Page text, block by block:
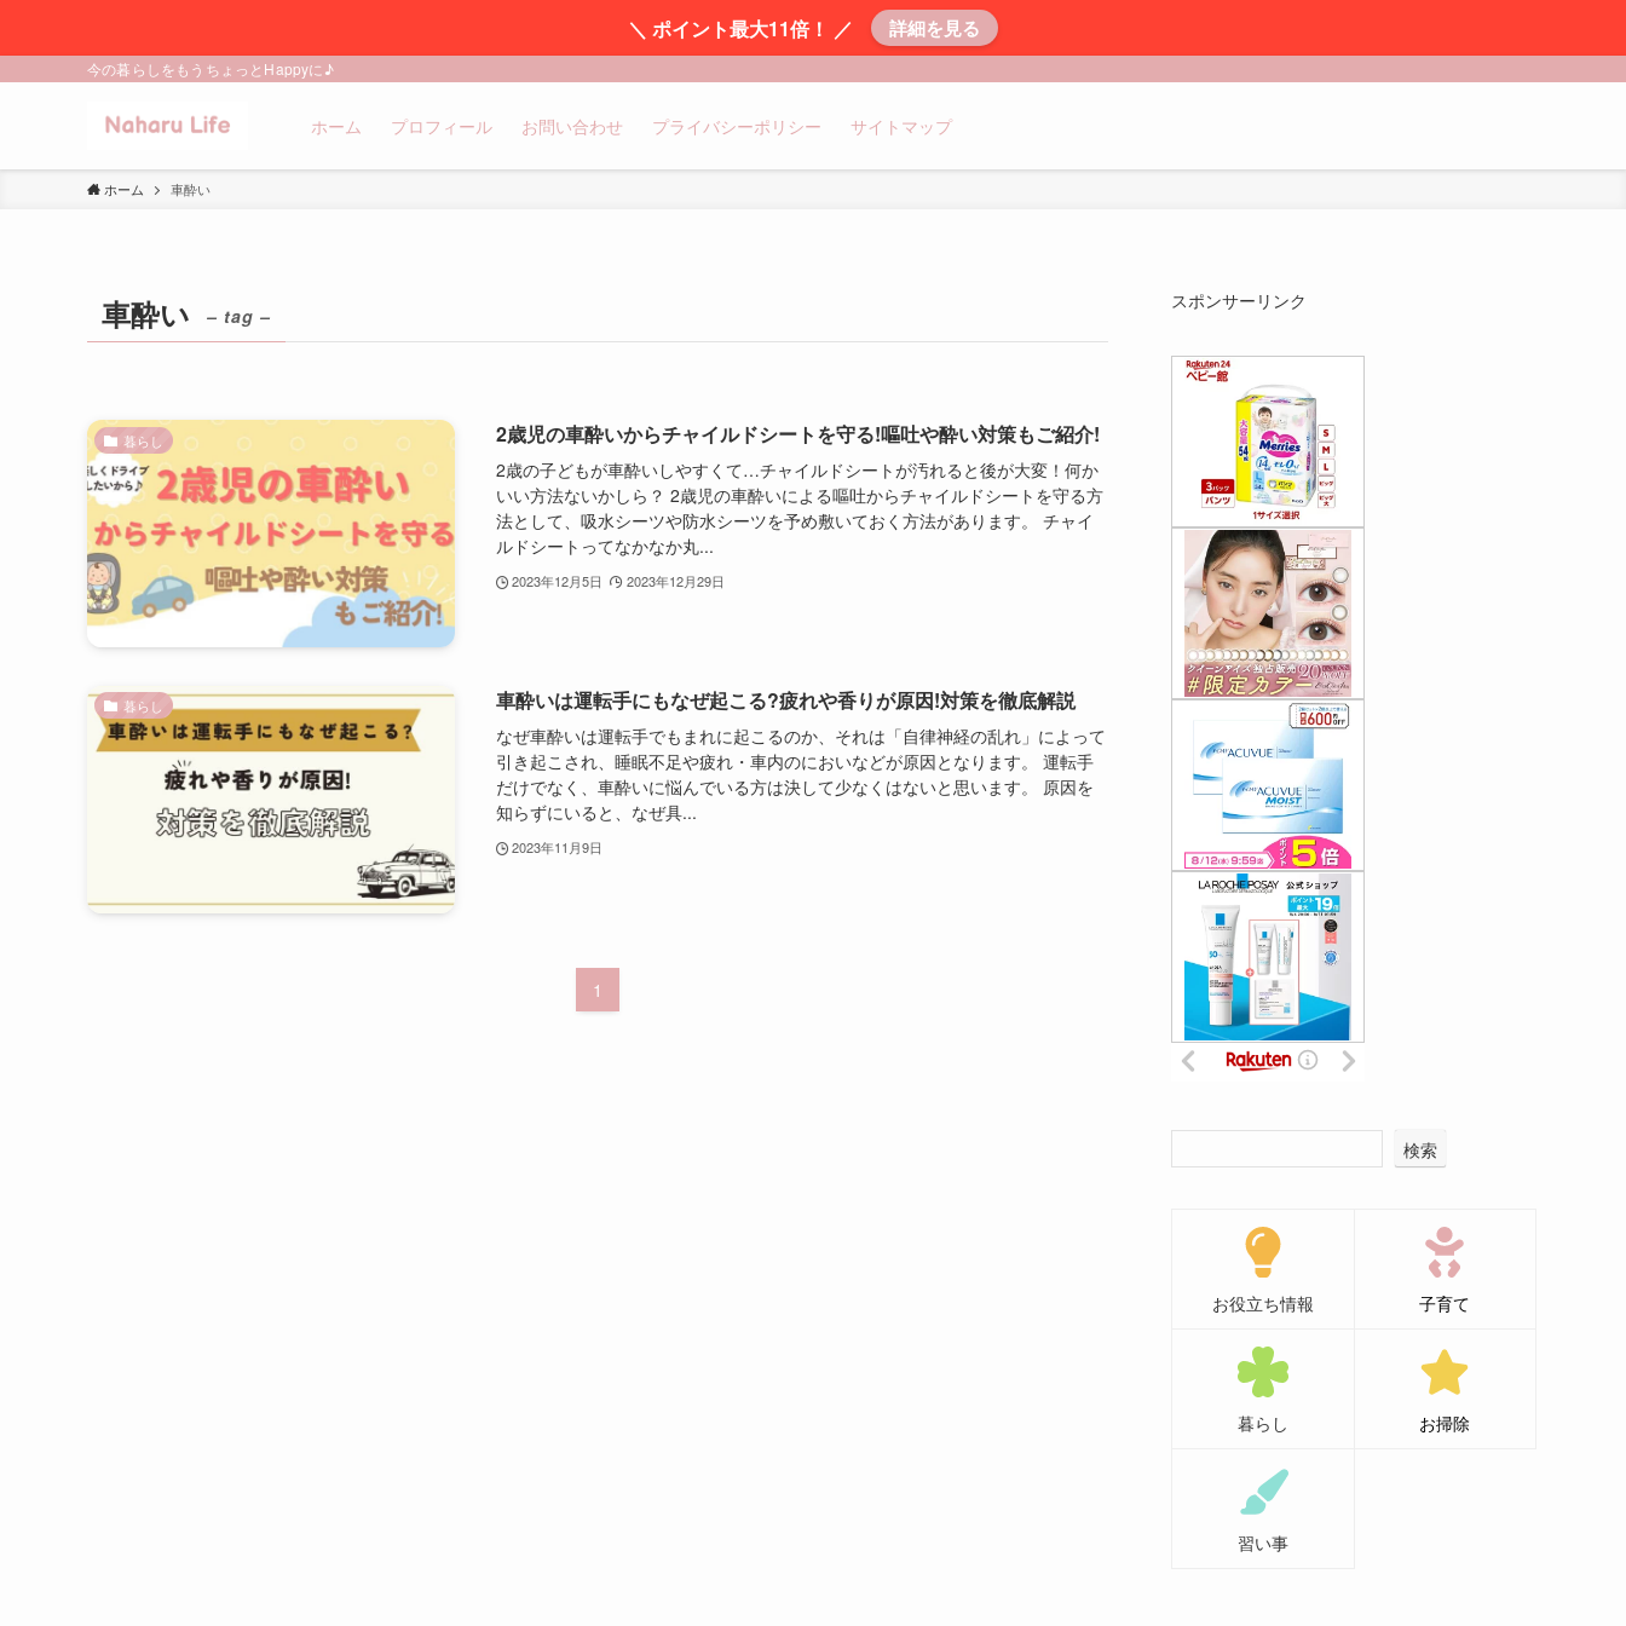
＼ ポイント最大11倍！ ／ 詳細を見る
今の暮らしをもうちょっとHappyに♪
ホーム プロフィール お問い合わせ プライバシーポリシー サイトマップ
ホーム 車酔い
車酔い – tag –
暮らし 2歳児の車酔いからチャイルドシートを守る!嘔吐や酔い対策もご紹介!
2歳の子どもが車酔いしやすくて…チャイルドシートが汚れると後が大変！何か
いい方法ないかしら？ 2歳児の車酔いによる嘔吐からチャイルドシートを守る方
法として、吸水シーツや防水シーツを予め敷いておく方法があります。 チャイ
ルドシートってなかなか丸...
2023年12月5日 2023年12月29日
暮らし 車酔いは運転手にもなぜ起こる?疲れや香りが原因!対策を徹底解説
なぜ車酔いは運転手でもまれに起こるのか、それは「自律神経の乱れ」によって
引き起こされ、睡眠不足や疲れ・車内のにおいなどが原因となります。 運転手
だけでなく、車酔いに悩んでいる方は決して少なくはないと思います。 原因を
知らずにいると、なぜ具...
2023年11月9日
1
スポンサーリンク
検索
お役立ち情報 子育て
暮らし お掃除
習い事